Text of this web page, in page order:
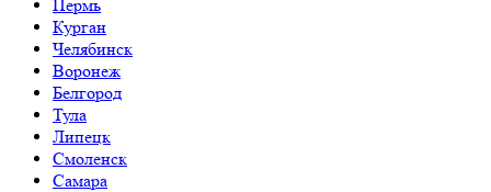
Пермь
Курган
Челябинск
Воронеж
Белгород
Тула
Липецк
Смоленск
Самара